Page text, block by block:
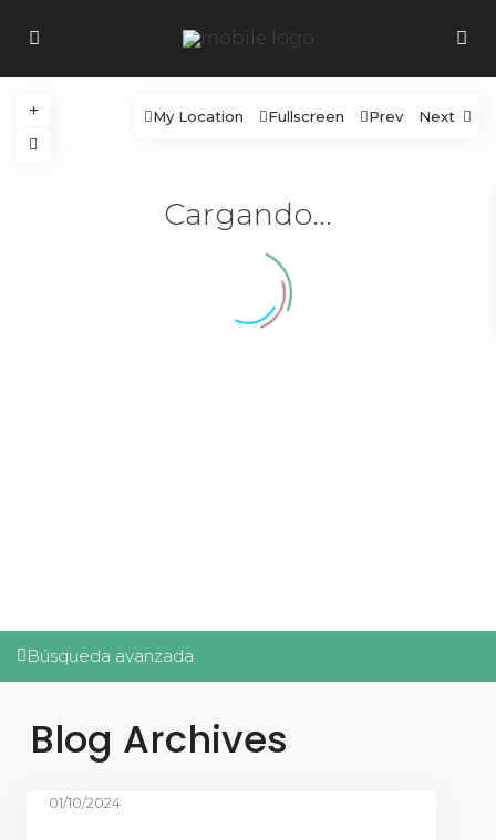
Cargando...
My Location Fullscreen Prev Next
Búsqueda avanzada
Blog Archives
01/10/2024